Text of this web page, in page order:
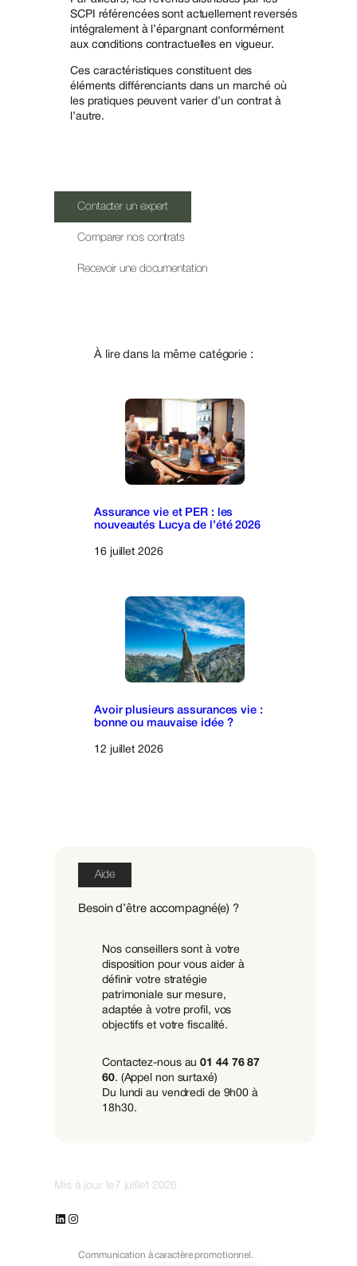
SCPI référencées sont actuellement reversés
intégralement à l’épargnant conformément
aux conditions contractuelles en vigueur.
Ces caractéristiques constituent des
éléments différenciants dans un marché où
les pratiques peuvent varier d’un contrat à
l’autre.
Contacter un expert
Comparer nos contrats
Recevoir une documentation
À lire dans la même catégorie :
Assurance vie et PER : les
nouveautés Lucya de l’été 2026
16 juillet 2026
Avoir plusieurs assurances vie :
bonne ou mauvaise idée ?
12 juillet 2026
Aide
Besoin d’être accompagné(e) ?
Nos conseillers sont à votre
disposition pour vous aider à
définir votre stratégie
patrimoniale sur mesure,
adaptée à votre profil, vos
objectifs et votre fiscalité.
Contactez-nous au01 44 76 87
60. (Appel non surtaxé)
Du lundi au vendredi de 9h00 à
18h30.
Mis à jour le 7 juillet 2026
LinkedIn Instagram
Communication à caractère promotionnel.